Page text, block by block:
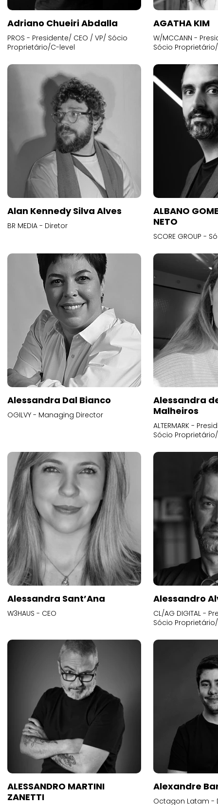
Adriano Chueiri Abdalla
PROS - Presidente/ CEO / VP/ Sócio
Proprietário/C-level
AGATHA KIM
W/MCCANN -
Sócio
Alan Kennedy Silva Alves
BR MEDIA - Diretor
ALBANO
NETO
SCORE GROUP -
Alessandra Dal Bianco
OGILVY - Managing Director
Alessandra
Malheiros
ALTERMARK -
Sócio
Alessandra Sant’Ana
W3HAUS - CEO
Alessandro
CL/AG DIGITAL -
Sócio
ALESSANDRO MARTINI
ZANETTI
Alexandre
Octagon Latam -